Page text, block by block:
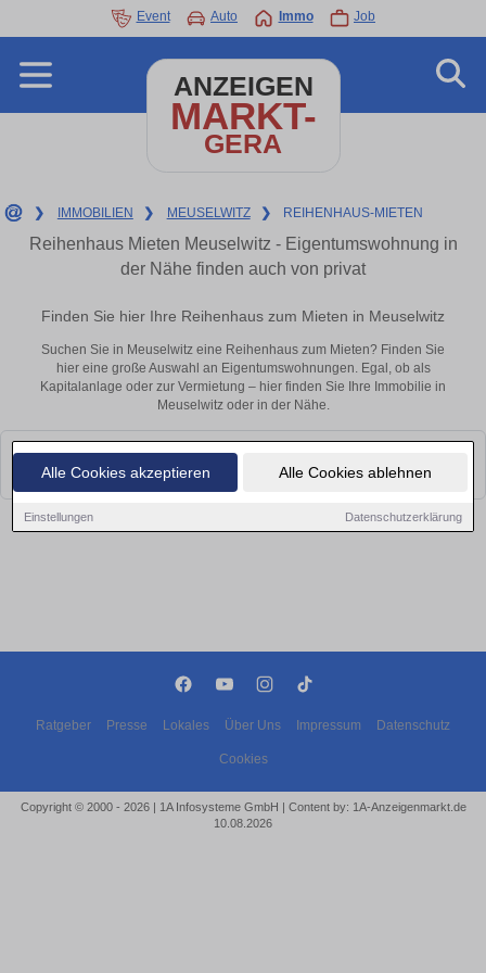
Alle Cookies akzeptieren Alle Cookies ablehnen
Einstellungen Datenschutzerklärung
Event Auto Immo Job
ANZEIGEN
MARKT-
GERA
❯ IMMOBILIEN ❯ MEUSELWITZ ❯ REIHENHAUS-MIETEN
Reihenhaus Mieten Meuselwitz - Eigentumswohnung in
der Nähe finden auch von privat
Finden Sie hier Ihre Reihenhaus zum Mieten in Meuselwitz
Suchen Sie in Meuselwitz eine Reihenhaus zum Mieten? Finden Sie
hier eine große Auswahl an Eigentumswohnungen. Egal, ob als
Kapitalanlage oder zur Vermietung – hier finden Sie Ihre Immobilie in
Meuselwitz oder in der Nähe.
Leider konnten wir derzeit keine passenden Objekte finden. Schauen Sie
bald wieder vorbei!
Ratgeber Presse Lokales Über Uns Impressum Datenschutz
Cookies
Copyright © 2000 - 2026 | 1A Infosysteme GmbH | Content by: 1A-Anzeigenmarkt.de
10.08.2026